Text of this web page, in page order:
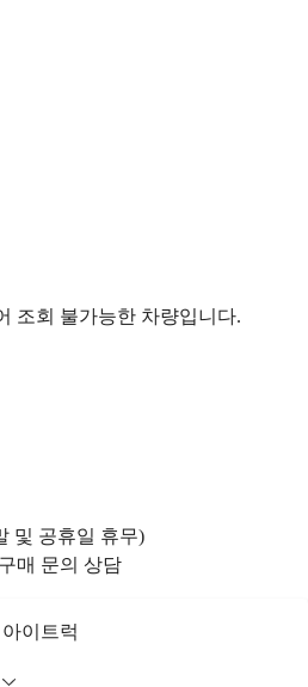
조회 불가능한 차량입니다.
및 공휴일 휴무)
매 문의 상담
아이트럭